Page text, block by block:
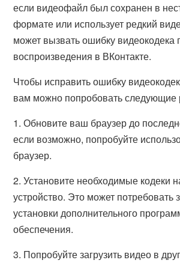
если видеофайл был сохранен в
формате или использует редкий
может вызвать ошибку видеокодека
воспроизведения в ВКонтакте.
Чтобы исправить ошибку
вам можно попробовать следующие
1. Обновите ваш браузер до
если возможно, попробуйте
браузер.
2. Установите необходимые кодеки
устройство. Это может потребовать
установки дополнительного
обеспечения.
3. Попробуйте загрузить видео в